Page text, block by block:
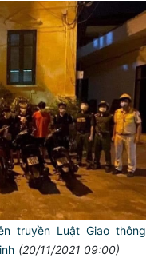
truyền Luật Giao thông
(20/11/2021 09:00)